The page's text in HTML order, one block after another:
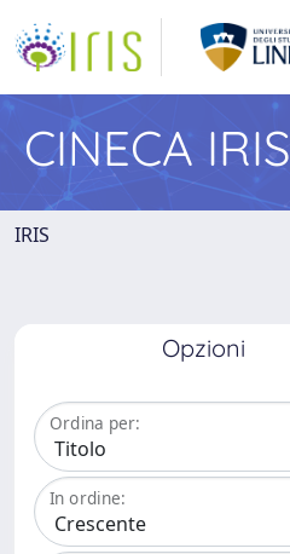
CINECA IRIS
IRIS
Opzioni
Ordina per:
In ordine: